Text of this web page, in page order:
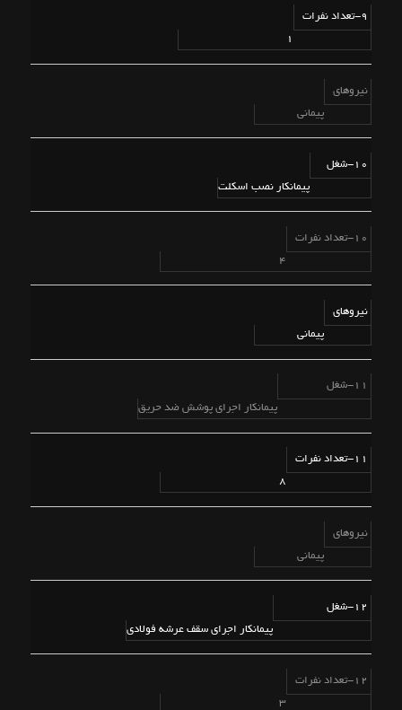
9-تعداد نفرات
1
نیروهای
پیمانی
10-شغل
پیمانکار نصب اسکلت
10-تعداد نفرات
4
نیروهای
پیمانی
11-شغل
پیمانکار اجرای پوشش ضد حریق
11-تعداد نفرات
8
نیروهای
پیمانی
12-شغل
پیمانکار اجرای سقف عرشه فولادی
12-تعداد نفرات
3